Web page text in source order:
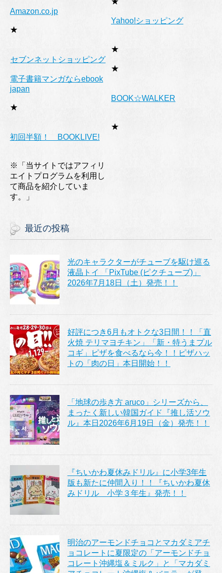
Amazon.co.jp
★
Yahoo!ショッピング
★
セブンネットショッピング
★
電子書籍マンガならebook
japan
★
BOOK☆WALKER
★
初回半額！ BOOKLIVE!
※「当サイトではアフィリ
エイトプログラムを利用し
て商品を紹介していま
す。」
最近の投稿
光のキャラクターがチューブを駆け巡る
液晶トイ 「PixTube (ピクチューブ)」
2026年7月18日（土）発売！！
好評につき6月もオトクな3日間！！「直
火焼 テリマヨチキン」「新・特うまプル
コギ」ピザを食べるなら今！！ピザハッ
トの「肉の日」本日開始！！
「地球の歩き方 aruco」シリーズから、
まったく新しい韓国ガイド『推し活ソウ
ル』本日2026年6月19日（金）発売！！
『ちいかわ夏休みドリル』に小学3年生
版も新たに仲間入り！！『ちいかわ夏休
みドリル 小学３年生』発売！！
明治のアーモンドチョコとマカダミアチ
ョコレートに夏限定の「アーモンドチョ
コレート沖縄塩＆ミルク」と「マカダミ